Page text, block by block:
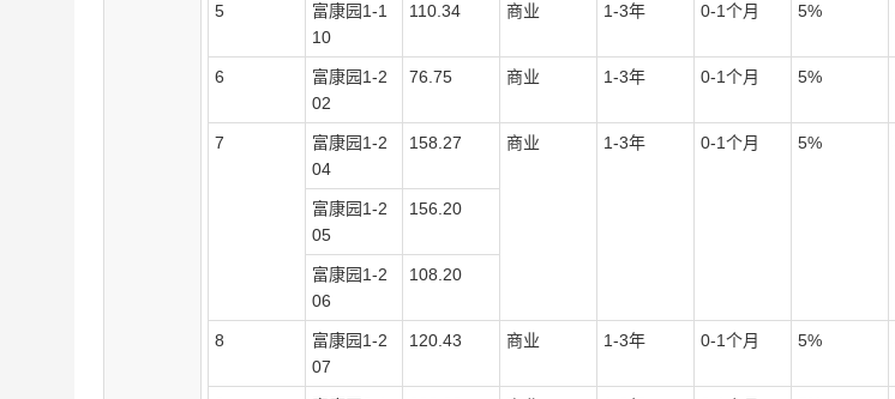
5 富康园1-1
10
110.34 商业 1-3年 0-1个月 5%
6 富康园1-2
02
76.75 商业 1-3年 0-1个月 5%
7 富康园1-2
04
158.27 商业 1-3年 0-1个月 5%
富康园1-2
05
156.20
富康园1-2
06
108.20
8 富康园1-2
07
120.43 商业 1-3年 0-1个月 5%